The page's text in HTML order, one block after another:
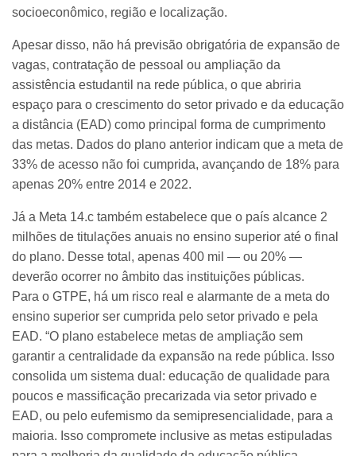
socioeconômico, região e localização.
Apesar disso, não há previsão obrigatória de expansão de
vagas, contratação de pessoal ou ampliação da
assistência estudantil na rede pública, o que abriria
espaço para o crescimento do setor privado e da educação
a distância (EAD) como principal forma de cumprimento
das metas. Dados do plano anterior indicam que a meta de
33% de acesso não foi cumprida, avançando de 18% para
apenas 20% entre 2014 e 2022.
Já a Meta 14.c também estabelece que o país alcance 2
milhões de titulações anuais no ensino superior até o final
do plano. Desse total, apenas 400 mil — ou 20% —
deverão ocorrer no âmbito das instituições públicas.
Para o GTPE, há um risco real e alarmante de a meta do
ensino superior ser cumprida pelo setor privado e pela
EAD. “O plano estabelece metas de ampliação sem
garantir a centralidade da expansão na rede pública. Isso
consolida um sistema dual: educação de qualidade para
poucos e massificação precarizada via setor privado e
EAD, ou pelo eufemismo da semipresencialidade, para a
maioria. Isso compromete inclusive as metas estipuladas